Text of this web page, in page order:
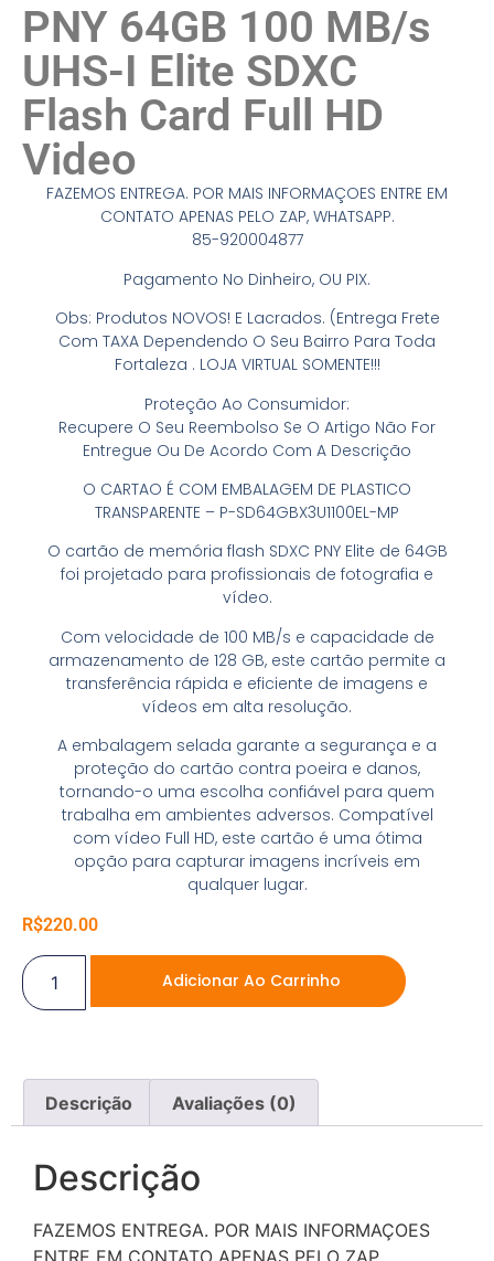
PNY 64GB 100 MB/s
UHS-I Elite SDXC
Flash Card Full HD
Video
FAZEMOS ENTREGA. POR MAIS INFORMAÇOES ENTRE EM
CONTATO APENAS PELO ZAP, WHATSAPP.
85-920004877
Pagamento No Dinheiro, OU PIX.
Obs: Produtos NOVOS! E Lacrados. (Entrega Frete
Com TAXA Dependendo O Seu Bairro Para Toda
Fortaleza . LOJA VIRTUAL SOMENTE!!!
Proteção Ao Consumidor:
Recupere O Seu Reembolso Se O Artigo Não For
Entregue Ou De Acordo Com A Descrição
O CARTAO É COM EMBALAGEM DE PLASTICO
TRANSPARENTE – P-SD64GBX3U1100EL-MP
O cartão de memória flash SDXC PNY Elite de 64GB
foi projetado para profissionais de fotografia e
vídeo.
Com velocidade de 100 MB/s e capacidade de
armazenamento de 128 GB, este cartão permite a
transferência rápida e eficiente de imagens e
vídeos em alta resolução.
A embalagem selada garante a segurança e a
proteção do cartão contra poeira e danos,
tornando-o uma escolha confiável para quem
trabalha em ambientes adversos. Compatível
com vídeo Full HD, este cartão é uma ótima
opção para capturar imagens incríveis em
qualquer lugar.
R$220.00
Adicionar Ao Carrinho
Descrição Avaliações (0)
Descrição
FAZEMOS ENTREGA. POR MAIS INFORMAÇOES